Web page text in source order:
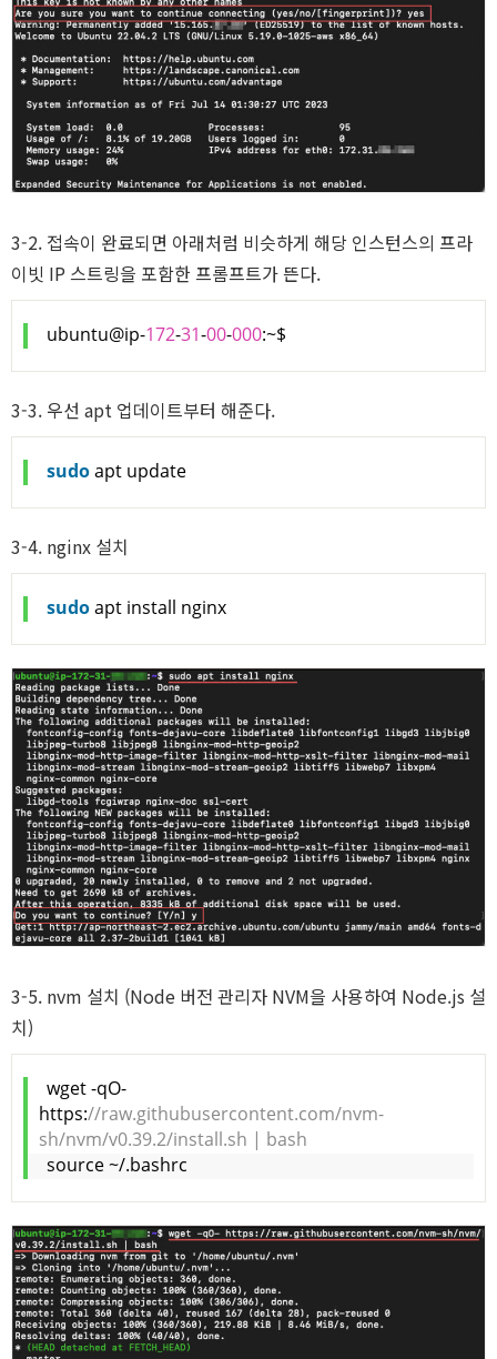
3-2. 접속이 완료되면 아래처럼 비슷하게 해당 인스턴스의 프라
이빗 IP 스트링을 포함한 프롬프트가 뜬다.
ubuntu@ip-172-31-00-000:~$
3-3. 우선 apt 업데이트부터 해준다.
sudo apt update
3-4. nginx 설치
sudo apt install nginx
3-5. nvm 설치 (Node 버전 관리자 NVM을 사용하여 Node.js 설
치)
wget -qO-
https://raw.githubusercontent.com/nvm-
sh/nvm/v0.39.2/install.sh | bash
source ~/.bashrc